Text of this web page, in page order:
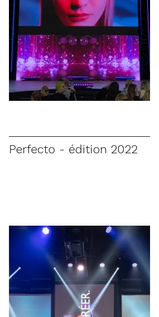
Perfecto - édition 2022